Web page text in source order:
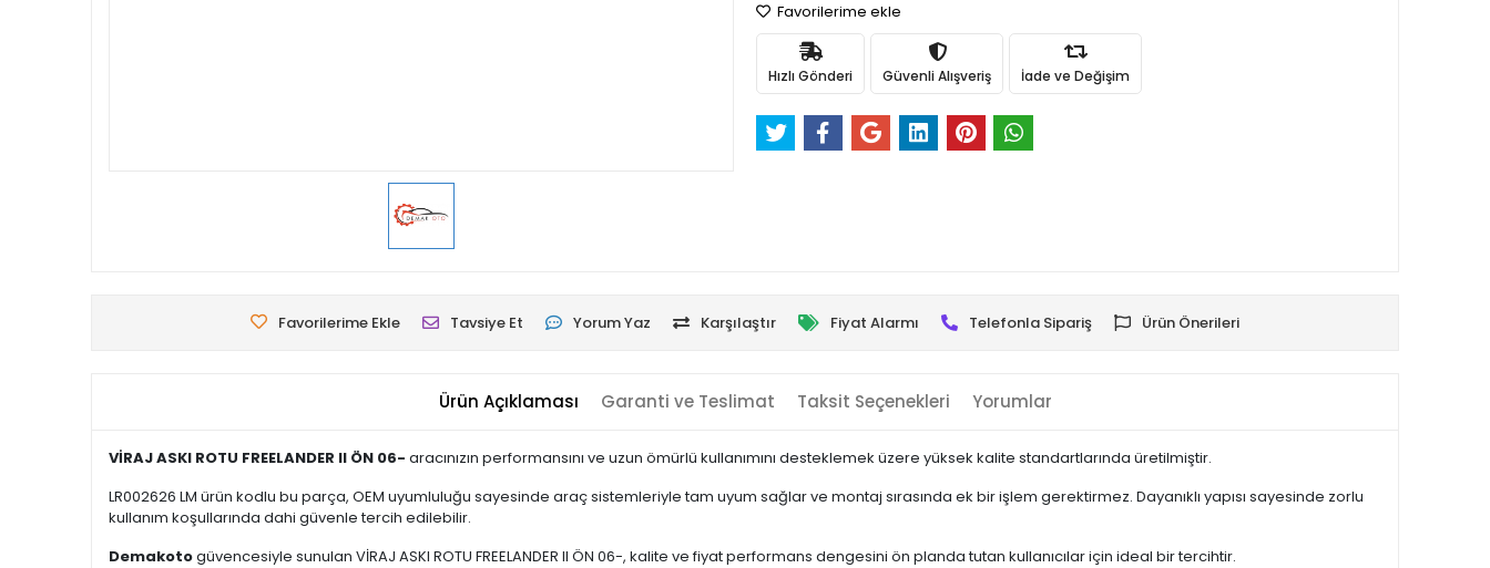
Favorilerime ekle
Hızlı Gönderi Güvenli Alışveriş İade ve Değişim
Favorilerime Ekle Tavsiye Et Yorum Yaz Karşılaştır Fiyat Alarmı Telefonla Sipariş Ürün Önerileri
Ürün Açıklaması Garanti ve Teslimat Taksit Seçenekleri Yorumlar
VİRAJ ASKI ROTU FREELANDER II ÖN 06- aracınızın performansını ve uzun ömürlü kullanımını desteklemek üzere yüksek kalite standartlarında üretilmiştir.
LR002626 LM ürün kodlu bu parça, OEM uyumluluğu sayesinde araç sistemleriyle tam uyum sağlar ve montaj sırasında ek bir işlem gerektirmez. Dayanıklı yapısı sayesinde zorlu
kullanım koşullarında dahi güvenle tercih edilebilir.
Demakotogüvencesiyle sunulan VİRAJ ASKI ROTU FREELANDER II ÖN 06-, kalite ve fiyat performans dengesini ön planda tutan kullanıcılar için ideal bir tercihtir.